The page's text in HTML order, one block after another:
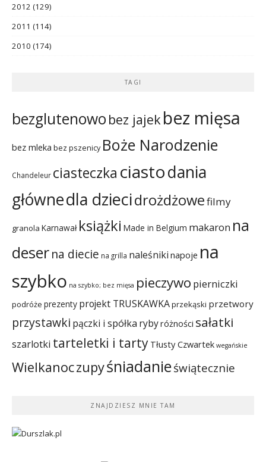
2012 (129)
2011 (114)
2010 (174)
TAGI
bezglutenowo bez jajekbez mięsa
bez mleka bez pszenicy Boże Narodzenie
Chandeleur ciasteczka ciastodania
głównedla dziecidrożdżowefilmy
granola Karnawał książki Made in Belgium makaron na
deserna diecie na grilla naleśniki napoje na
szybko na szybko; bez mięsa pieczywo pierniczki
podróże prezenty projekt TRUSKAWKAprzekąski przetwory
przystawki pączki i spółka rybyróżności sałatki
szarlotki tarteletki i tarty Tłusty Czwartek wegańskie
Wielkanoczupyśniadanieświątecznie
ZNAJDZIESZ MNIE TAM